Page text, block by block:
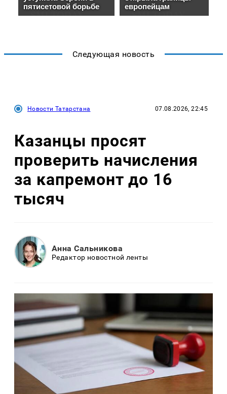
Следующая новость
Новости Татарстана 07.08.2026, 22:45
Казанцы просят
проверить начисления
за капремонт до 16
тысяч
Анна Сальникова
Редактор новостной ленты